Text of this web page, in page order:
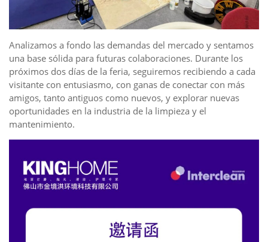
Analizamos a fondo las demandas del mercado y sentamos
una base sólida para futuras colaboraciones. Durante los
próximos dos días de la feria, seguiremos recibiendo a cada
visitante con entusiasmo, con ganas de conectar con más
amigos, tanto antiguos como nuevos, y explorar nuevas
oportunidades en la industria de la limpieza y el
mantenimiento.